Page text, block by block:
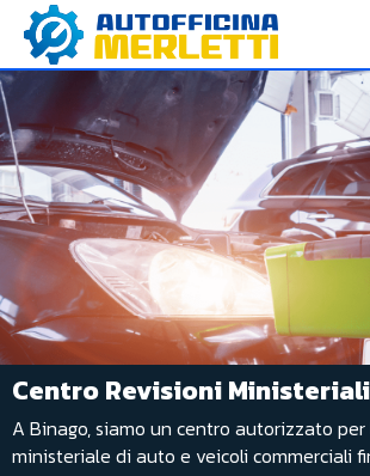
Centro Revisioni Ministeriali
A Binago, siamo un centro autorizzato
ministeriale di auto e veicoli commerciali